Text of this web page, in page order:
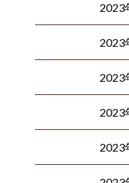
2023
2023
2023
2023
2023